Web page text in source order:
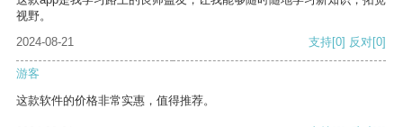
视野。
2024-08-21
支持[0] 反对[0]
游客
这款软件的价格非常实惠，值得推荐。